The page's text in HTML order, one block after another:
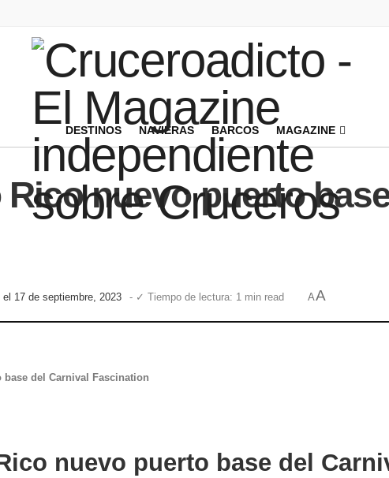
DESTINOS NAVIERAS BARCOS MAGAZINE
nuevo puerto
17 de septiembre, 2023 - ✓ Tiempo de lectura: 1 min read AA
del Carnival Fascination
nuevo puerto base del